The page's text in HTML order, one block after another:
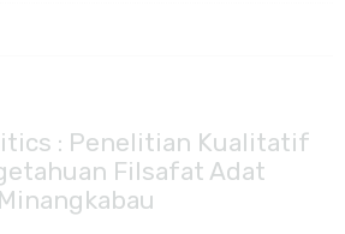
: Penelitian Kualitatif
Filsafat Adat
Minangkabau